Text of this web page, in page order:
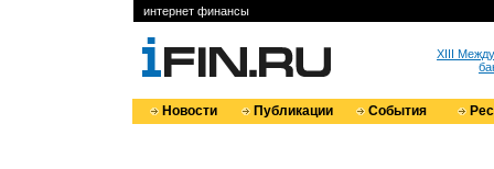
интернет финансы
XIII
Новости Публикации События